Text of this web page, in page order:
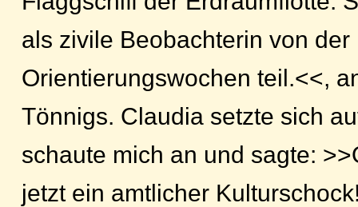
als zivile Beobachterin von der
Orientierungswochen teil.<<,
Tönnigs. Claudia setzte sich
schaute mich an und sagte:
jetzt ein amtlicher